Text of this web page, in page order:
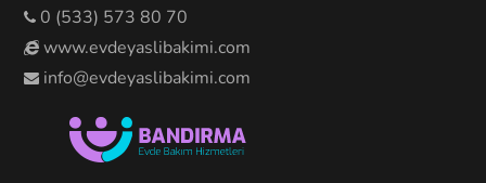
0 (533) 573 80 70
www.evdeyaslibakimi.com
info@evdeyaslibakimi.com